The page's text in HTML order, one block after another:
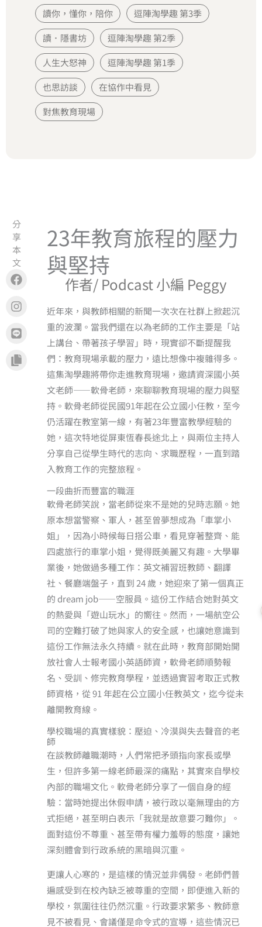
讀你，懂你，陪你
逗陣淘學趣 第3季
讀．隱書坊
逗陣淘學趣 第2季
人生大怒神
逗陣淘學趣 第1季
也思訪談
在協作中看見
對焦教育現場
分
享
本
文
Facebook
Instagram
Line
Copy
23年教育旅程的壓力
與堅持
作者/ Podcast 小編 Peggy
近年來，與教師相關的新聞一次次在社群上掀起沉
重的波瀾。當我們還在以為老師的工作主要是「站
上講台、帶著孩子學習」時，現實卻不斷提醒我
們：教育現場承載的壓力，遠比想像中複雜得多。
這集淘學趣將帶你走進教育現場，邀請資深國小英
文老師——軟骨老師，來聊聊教育現場的壓力與堅
持。軟骨老師從民國91年起在公立國小任教，至今
仍活躍在教室第一線，有著23年豐富教學經驗的
她，這次特地從屏東恆春長途北上，與兩位主持人
分享自己從學生時代的志向、求職歷程，一直到踏
入教育工作的完整旅程。
一段曲折而豐富的職涯
軟骨老師笑說，當老師從來不是她的兒時志願。她
原本想當警察、軍人，甚至曾夢想成為「車掌小
姐」，因為小時候每日搭公車，看見穿著整齊、能
四處旅行的車掌小姐，覺得既美麗又有趣。大學畢
業後，她做過多種工作：英文補習班教師、翻譯
社、餐廳端盤子，直到 24 歲，她迎來了第一個真正
的 dream job——空服員。這份工作結合她對英文
的熱愛與「遊山玩水」的嚮往。然而，一場航空公
司的空難打破了她與家人的安全感，也讓她意識到
這份工作無法永久持續。就在此時，教育部開始開
放社會人士報考國小英語師資，軟骨老師順勢報
名、受訓、修完教育學程，並透過實習考取正式教
師資格，從 91 年起在公立國小任教英文，迄今從未
離開教育線。
學校職場的真實樣貌：壓迫、冷漠與失去聲音的老
師
在談教師離職潮時，人們常把矛頭指向家長或學
生，但許多第一線老師最深的痛點，其實來自學校
內部的職場文化。軟骨老師分享了一個自身的經
驗：當時她提出休假申請，被行政以毫無理由的方
式拒絕，甚至明白表示「我就是故意要刁難你」。
面對這份不尊重、甚至帶有權力羞辱的態度，讓她
深刻體會到行政系統的黑暗與沉重。
更讓人心寒的，是這樣的情況並非偶發。老師們普
遍感受到在校內缺乏被尊重的空間，即便進入新的
學校，氛圍往往仍然沉重。行政要求繁多、教師意
見不被看見、會議僅是命令式的宣導，這些情況已